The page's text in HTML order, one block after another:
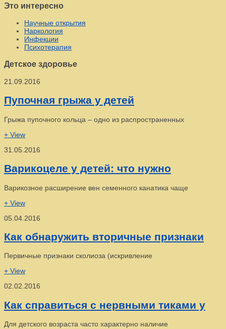
Это интересно
Научные открытия
Наркология
Инфекции
Психотерапия
Детское здоровье
21.09.2016
Пупочная грыжа у детей
Грыжа пупочного кольца – одно из распространенных
+ View
31.05.2016
Варикоцеле у детей: что нужно
Варикозное расширение вен семенного канатика чаще
+ View
05.04.2016
Как обнаружить вторичные признаки
Первичные признаки сколиоза (искривление
+ View
02.02.2016
Как справиться с нервными тиками у
Для детского возраста часто характерно наличие